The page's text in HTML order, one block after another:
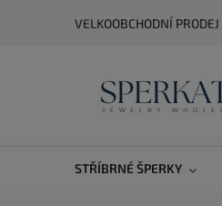
VELKOOBCHODNÍ
STŘÍBRNÉ ŠPERKY